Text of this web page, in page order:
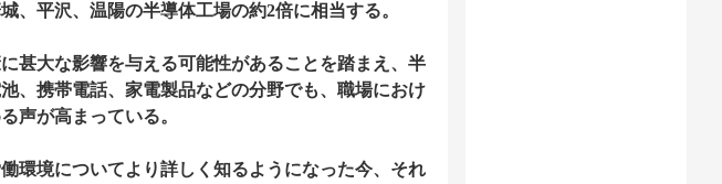
、平沢、温陽の半導体工場の約2倍に相当する。
甚大な影響を与える可能性があることを踏まえ、半
、携帯電話、家電製品などの分野でも、職場におけ
声が高まっている。
環境についてより詳しく知るようになった今、それ